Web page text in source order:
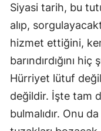
Siyasi tarih, bu
alıp,
hizmet ettiğini,
barındırdığını
Hürriyet lütuf
değildir. İşte tam
bulmalıdır. Onu